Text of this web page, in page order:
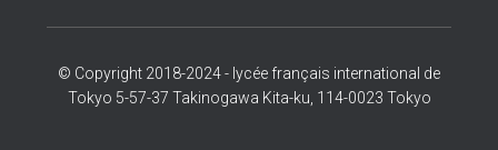
© Copyright 2018-2024 - lycée français international de
Tokyo 5-57-37 Takinogawa Kita-ku, 114-0023 Tokyo